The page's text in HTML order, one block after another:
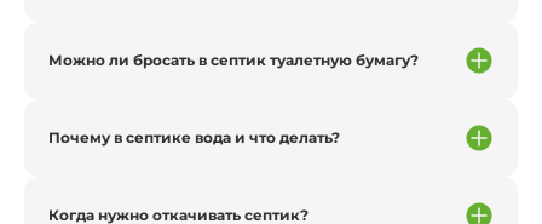
Можно ли бросать в септик туалетную бумагу?
Почему в септике вода и что делать?
Когда нужно откачивать септик?